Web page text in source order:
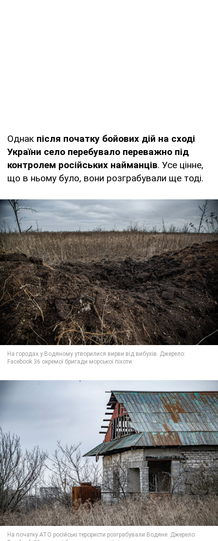
Однак після початку бойових дій на сході
України село перебувало переважно під
контролем російських найманців. Усе цінне,
що в ньому було, вони розграбували ще тоді.